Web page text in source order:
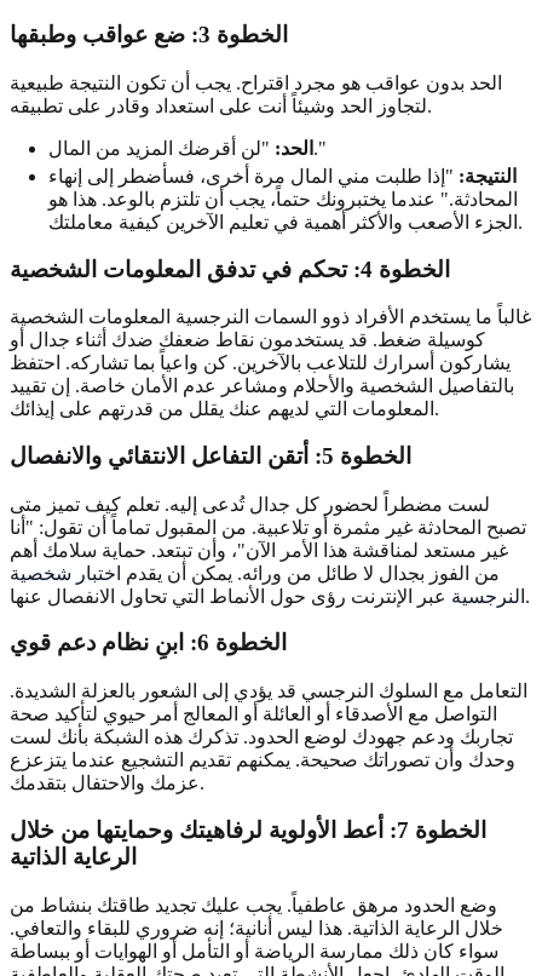
الخطوة 3: ضع عواقب وطبقها
الحد بدون عواقب هو مجرد اقتراح. يجب أن تكون النتيجة طبيعية
لتجاوز الحد وشيئاً أنت على استعداد وقادر على تطبيقه.
الحد: "لن أقرضك المزيد من المال."
النتيجة: "إذا طلبت مني المال مرة أخرى، فسأضطر إلى إنهاء
المحادثة." عندما يختبرونك حتماً، يجب أن تلتزم بالوعد. هذا هو
الجزء الأصعب والأكثر أهمية في تعليم الآخرين كيفية معاملتك.
الخطوة 4: تحكم في تدفق المعلومات الشخصية
غالباً ما يستخدم الأفراد ذوو السمات النرجسية المعلومات الشخصية
كوسيلة ضغط. قد يستخدمون نقاط ضعفك ضدك أثناء جدال أو
يشاركون أسرارك للتلاعب بالآخرين. كن واعياً بما تشاركه. احتفظ
بالتفاصيل الشخصية والأحلام ومشاعر عدم الأمان خاصة. إن تقييد
المعلومات التي لديهم عنك يقلل من قدرتهم على إيذائك.
الخطوة 5: أتقن التفاعل الانتقائي والانفصال
لست مضطراً لحضور كل جدال تُدعى إليه. تعلم كيف تميز متى
تصبح المحادثة غير مثمرة أو تلاعبية. من المقبول تماماً أن تقول: "أنا
غير مستعد لمناقشة هذا الأمر الآن"، وأن تبتعد. حماية سلامك أهم
من الفوز بجدال لا طائل من ورائه. يمكن أن يقدم اختبار شخصية
النرجسية عبر الإنترنت رؤى حول الأنماط التي تحاول الانفصال عنها.
الخطوة 6: ابنِ نظام دعم قوي
التعامل مع السلوك النرجسي قد يؤدي إلى الشعور بالعزلة الشديدة.
التواصل مع الأصدقاء أو العائلة أو المعالج أمر حيوي لتأكيد صحة
تجاربك ودعم جهودك لوضع الحدود. تذكرك هذه الشبكة بأنك لست
وحدك وأن تصوراتك صحيحة. يمكنهم تقديم التشجيع عندما يتزعزع
عزمك والاحتفال بتقدمك.
الخطوة 7: أعط الأولوية لرفاهيتك وحمايتها من خلال
الرعاية الذاتية
وضع الحدود مرهق عاطفياً. يجب عليك تجديد طاقتك بنشاط من
خلال الرعاية الذاتية. هذا ليس أنانية؛ إنه ضروري للبقاء والتعافي.
سواء كان ذلك ممارسة الرياضة أو التأمل أو الهوايات أو ببساطة